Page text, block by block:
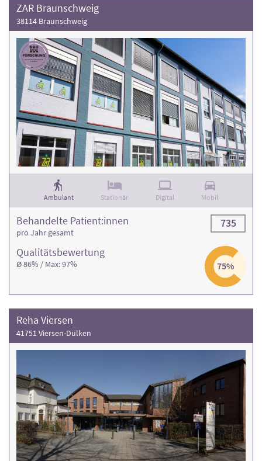
ZAR Braunschweig
38114 Braunschweig
Ambulant Stationär Digital Mobil
Qualitäts­bewertung
Ø 86% / Max: 97% 75%
Behandelte Patient:innen
pro Jahr gesamt
735
Reha Viersen
41751 Viersen-Dülken